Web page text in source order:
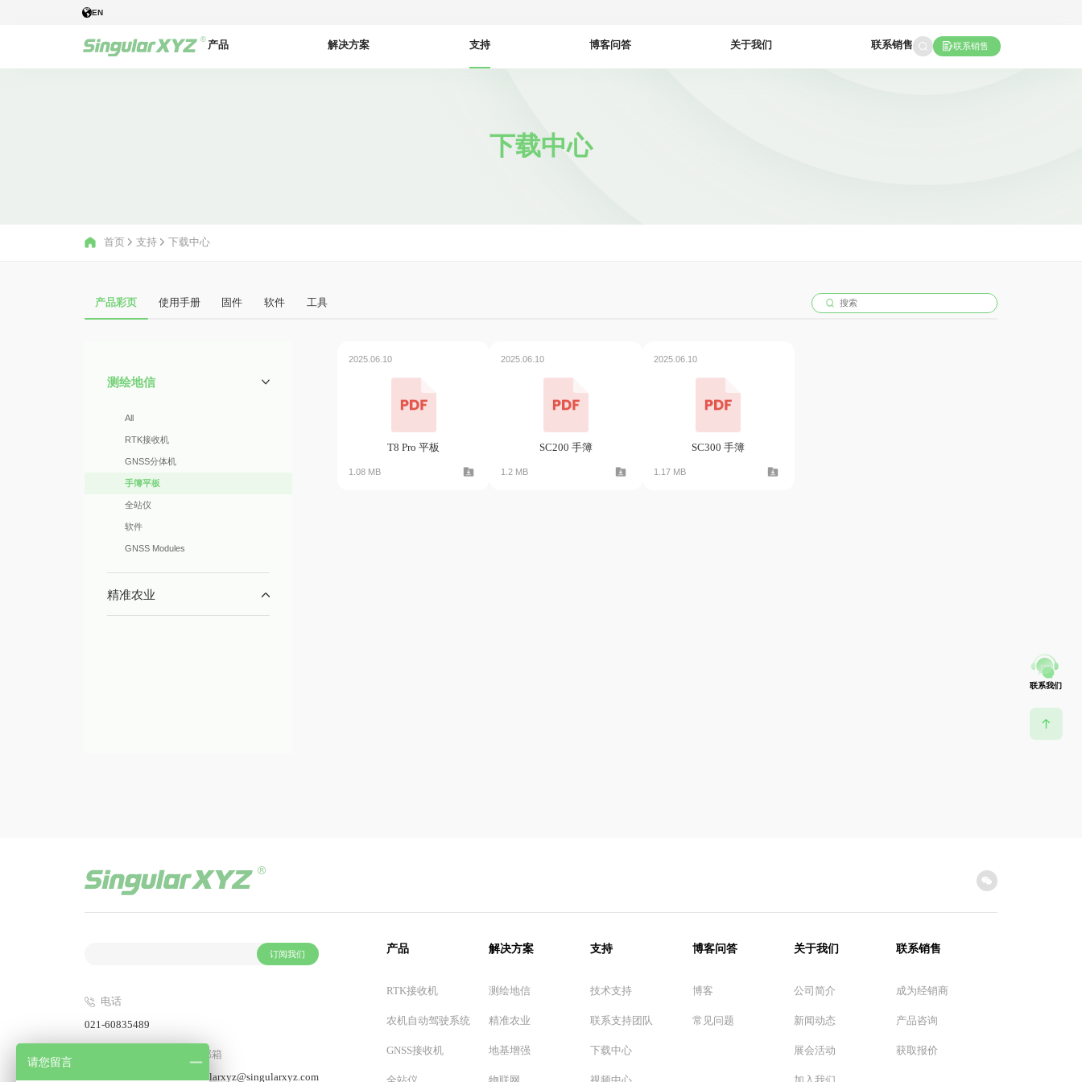
EN
产品 解决方案 支持 博客问答 关于我们 联系销售 联系销售
下载中心
首页 支持 下载中心
产品彩页 使用手册 固件 软件 工具
测绘地信
All
RTK接收机
GNSS分体机
手簿平板
全站仪
软件
GNSS Modules
精准农业
2025.06.10
T8 Pro 平板
1.08 MB
2025.06.10
SC200 手簿
1.2 MB
2025.06.10
SC300 手簿
1.17 MB
联系我们
订阅我们
电话
021-60835489
邮箱
singularxyz@singularxyz.com
产品
RTK接收机
农机自动驾驶系统
GNSS接收机
解决方案
测绘地信
精准农业
地基增强
支持
技术支持
联系支持团队
下载中心
博客问答
博客
常见问题
关于我们
公司简介
新闻动态
展会活动
联系销售
成为经销商
产品咨询
获取报价
请您留言